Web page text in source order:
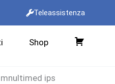
Teleassistenza
Shop
ips